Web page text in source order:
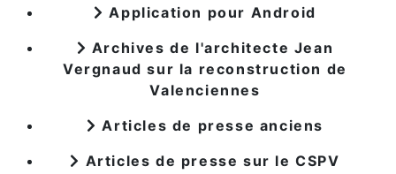
Application pour Android
Archives de l'architecte Jean
Vergnaud sur la reconstruction de
Valenciennes
Articles de presse anciens
Articles de presse sur le CSPV